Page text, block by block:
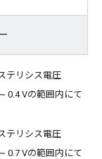
テリシス電圧
0.4 Vの範囲内にて
テリシス電圧
0.7 Vの範囲内にて